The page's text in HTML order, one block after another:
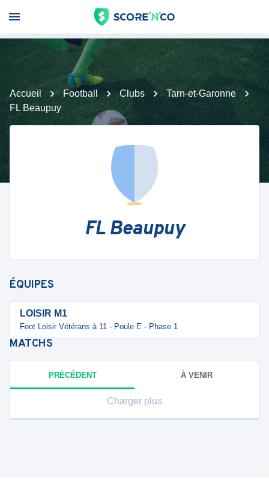
Accueil Football Clubs
Tarn-et-Garonne
FL Beaupuy
FL Beaupuy
ÉQUIPES
LOISIR M1
Foot Loisir Vétérans à 11 - Poule E - Phase 1
MATCHS
PRÉCÉDENT À VENIR
Charger plus